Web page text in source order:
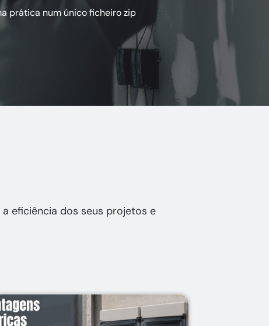
prática num único ficheiro zip
eficiência dos seus projetos e